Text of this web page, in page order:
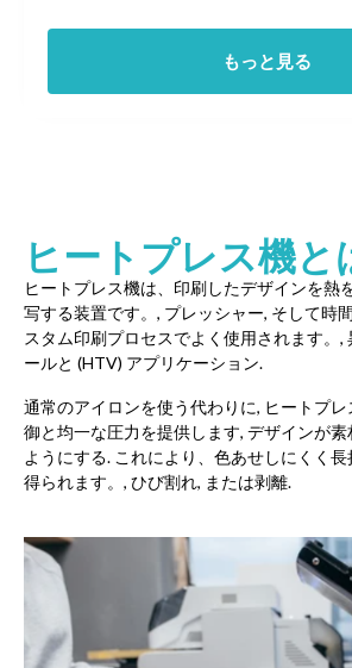
もっと見る
ヒートプレス機と
ヒートプレス機は、印刷したデザインを熱
写する装置です。, プレッシャー, そして時
スタム印刷プロセスでよく使用されます。,
ールと (HTV) アプリケーション.
通常のアイロンを使う代わりに, ヒートプ
御と均一な圧力を提供します, デザインが
ようにする. これにより、色あせしにくく
得られます。, ひび割れ, または剥離.